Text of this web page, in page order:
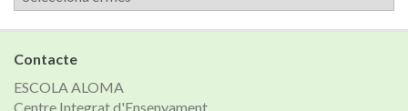
de
notícies
Contacte
ESCOLA ALOMA
Centre Integrat d'Ensenyament